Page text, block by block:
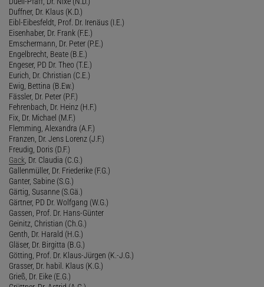
Duffner, Dr. Klaus (K.D.)
Eibl-Eibesfeldt, Prof. Dr. Irenäus (I.E.)
Eisenhaber, Dr. Frank (F.E.)
Emschermann, Dr. Peter (P.E.)
Engelbrecht, Beate (B.E.)
Engeser, PD Dr. Theo (T.E.)
Eurich, Dr. Christian (C.E.)
Ewig, Bettina (B.Ew.)
Fässler, Dr. Peter (P.F.)
Fehrenbach, Dr. Heinz (H.F.)
Fix, Dr. Michael (M.F.)
Flemming, Alexandra (A.F.)
Franzen, Dr. Jens Lorenz (J.F.)
Freudig, Doris (D.F.)
Gack , Dr. Claudia (C.G.)
Gallenmüller, Dr. Friederike (F.G.)
Ganter, Sabine (S.G.)
Gärtig, Susanne (S.Gä.)
Gärtner, PD Dr. Wolfgang (W.G.)
Gassen, Prof. Dr. Hans-Günter
Geinitz, Christian (Ch.G.)
Genth, Dr. Harald (H.G.)
Gläser, Dr. Birgitta (B.G.)
Götting, Prof. Dr. Klaus-Jürgen (K.-J.G.)
Grasser, Dr. habil. Klaus (K.G.)
Grieß, Dr. Eike (E.G.)